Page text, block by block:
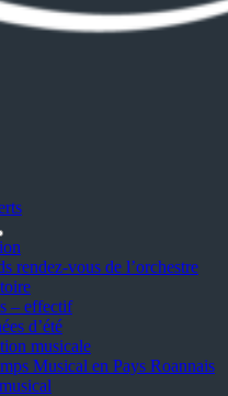
rendez-vous de l’orchestre
– effectif
d’été
musicale
Musical en Pays Roannais